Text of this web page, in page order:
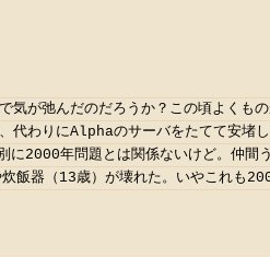
気が弛んだのだろうか？この頃よく
代わりにAlphaのサーバをたてて安堵
に2000年問題とは関係ないけど。仲間
飯器（13歳）が壊れた。いやこれも